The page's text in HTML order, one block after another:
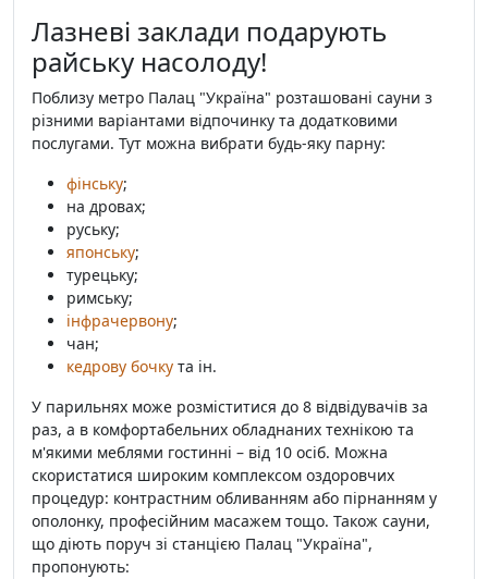
Лазневі заклади подарують
райську насолоду!
Поблизу метро Палац "Україна" розташовані сауни з
різними варіантами відпочинку та додатковими
послугами. Тут можна вибрати будь-яку парну:
фінську;
на дровах;
руську;
японську;
турецьку;
римську;
інфрачервону;
чан;
кедрову бочку та ін.
У парильнях може розміститися до 8 відвідувачів за
раз, а в комфортабельних обладнаних технікою та
м'якими меблями гостинні – від 10 осіб. Можна
скористатися широким комплексом оздоровчих
процедур: контрастним обливанням або пірнанням у
ополонку, професійним масажем тощо. Також сауни,
що діють поруч зі станцією Палац "Україна",
пропонують: